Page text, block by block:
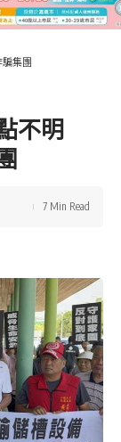
集團
不明
7 Min Read